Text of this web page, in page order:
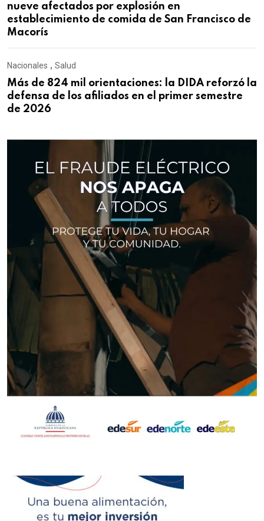
nueve afectados por explosión en
establecimiento de comida de San Francisco de
Macorís
Nacionales , Salud
Más de 824 mil orientaciones: la DIDA reforzó la
defensa de los afiliados en el primer semestre
de 2026